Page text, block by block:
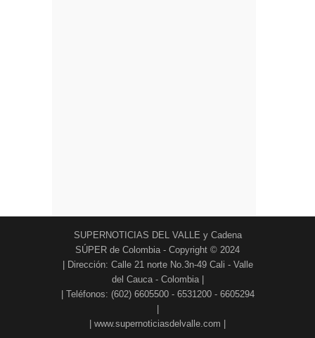
SUPERNOTICIAS DEL VALLE y Cadena
SÚPER de Colombia - Copyright © 2024
| Dirección: Calle 21 norte No.3n-49 Cali - Valle
del Cauca - Colombia |
| Teléfonos: (602) 6605500 - 6531200 - 6605294
| www.supernoticiasdelvalle.com |